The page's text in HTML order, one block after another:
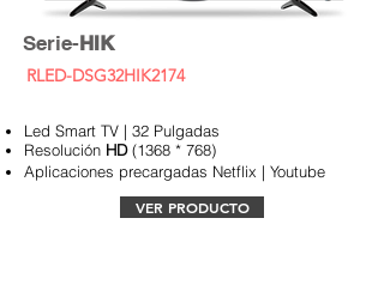
Serie-HIK
RLED-DSG32HIK2174
Led Smart TV | 32 Pulgadas
Resolución HD(1368 * 768)
Aplicaciones precargadas Netflix | Youtube
VER PRODUCTO